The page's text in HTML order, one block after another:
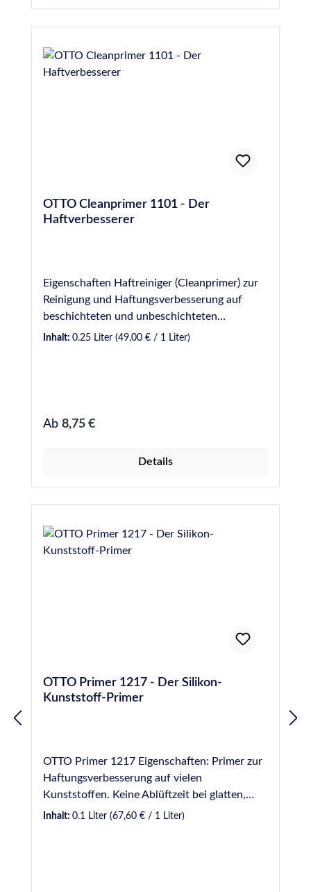
OTTO Cleanprimer 1101 - Der
Haftverbesserer
Eigenschaften Haftreiniger (Cleanprimer) zur
Reinigung und Haftungsverbesserung auf
beschichteten und unbeschichteten
metallischen Werkstoffen und auf
Inhalt: 0.25 Liter (49,00 € / 1 Liter)
Regulärer Preis:
Ab 8,75 €
Details
OTTO Primer 1217 - Der Silikon-
Kunststoff-Primer
OTTO Primer 1217 Eigenschaften: Primer zur
Haftungsverbesserung auf vielen
Kunststoffen. Keine Ablüftzeit bei glatten,
nicht saugenden Werkstoffen; ansonsten min.
Inhalt: 0.1 Liter (67,60 € / 1 Liter)